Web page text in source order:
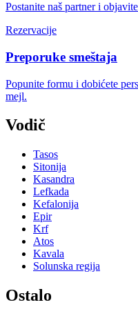
Postanite naš partner i
Rezervacije
Preporuke smeštaja
Popunite formu i dobićete
mejl.
Vodič
Tasos
Sitonija
Kasandra
Lefkada
Kefalonija
Epir
Krf
Atos
Kavala
Solunska regija
Ostalo